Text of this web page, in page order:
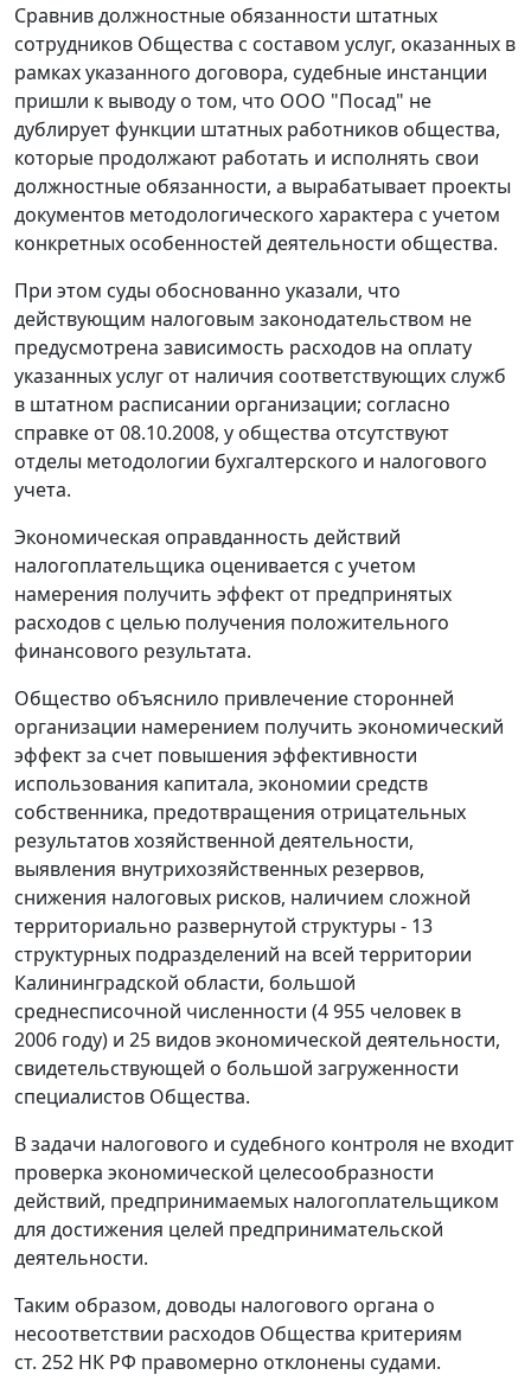
Сравнив должностные обязанности штатных
сотрудников Общества с составом услуг, оказанных в
рамках указанного договора, судебные инстанции
пришли к выводу о том, что ООО "Посад" не
дублирует функции штатных работников общества,
которые продолжают работать и исполнять свои
должностные обязанности, а вырабатывает проекты
документов методологического характера с учетом
конкретных особенностей деятельности общества.
При этом суды обоснованно указали, что
действующим налоговым законодательством не
предусмотрена зависимость расходов на оплату
указанных услуг от наличия соответствующих служб
в штатном расписании организации; согласно
справке от 08.10.2008, у общества отсутствуют
отделы методологии бухгалтерского и налогового
учета.
Экономическая оправданность действий
налогоплательщика оценивается с учетом
намерения получить эффект от предпринятых
расходов с целью получения положительного
финансового результата.
Общество объяснило привлечение сторонней
организации намерением получить экономический
эффект за счет повышения эффективности
использования капитала, экономии средств
собственника, предотвращения отрицательных
результатов хозяйственной деятельности,
выявления внутрихозяйственных резервов,
снижения налоговых рисков, наличием сложной
территориально развернутой структуры - 13
структурных подразделений на всей территории
Калининградской области, большой
среднесписочной численности (4 955 человек в
2006 году) и 25 видов экономической деятельности,
свидетельствующей о большой загруженности
специалистов Общества.
В задачи налогового и судебного контроля не входит
проверка экономической целесообразности
действий, предпринимаемых налогоплательщиком
для достижения целей предпринимательской
деятельности.
Таким образом, доводы налогового органа о
несоответствии расходов Общества критериям
ст. 252 НК РФ правомерно отклонены судами.